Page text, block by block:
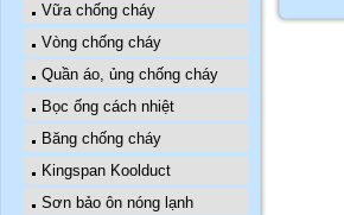
Vữa chống cháy
Vòng chống cháy
Quần áo, ủng chống cháy
Bọc ống cách nhiệt
Băng chống cháy
Kingspan Koolduct
Sơn bảo ôn nóng lạnh